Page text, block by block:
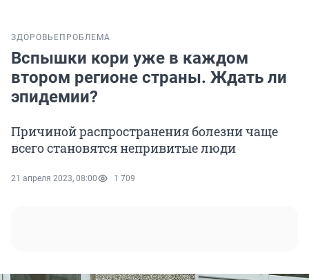
ЗДОРОВЬЕ ПРОБЛЕМА
Вспышки кори уже в каждом
втором регионе страны. Ждать ли
эпидемии?
Причиной распространения болезни чаще
всего становятся непривитые люди
21 апреля 2023, 08:00 1 709